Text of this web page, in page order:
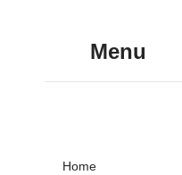
Menu
Home